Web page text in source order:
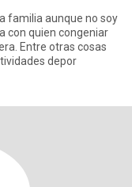
familia aunque no soy
con quien congeniar
Entre otras cosas
depor